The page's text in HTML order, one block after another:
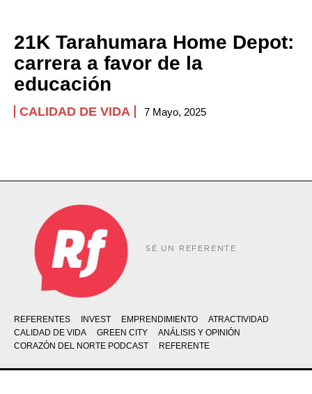
21K Tarahumara Home Depot:
carrera a favor de la
educación
CALIDAD DE VIDA 7 Mayo, 2025
SÉ UN REFERENTE
REFERENTES INVEST EMPRENDIMIENTO
ATRACTIVIDAD
CALIDAD DE VIDA
GREEN CITY
ANÁLISIS Y OPINIÓN
CORAZÓN DEL NORTE PODCAST
REFERENTE